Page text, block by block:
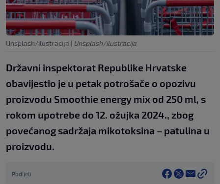
Unsplash/ilustracija | Unsplash/ilustracija
Državni inspektorat Republike Hrvatske
obavijestio je u petak potrošače o opozivu
proizvodu Smoothie energy mix od 250 ml, s
rokom upotrebe do 12. ožujka 2024., zbog
povećanog sadržaja mikotoksina – patulina u
proizvodu.
Podijeli